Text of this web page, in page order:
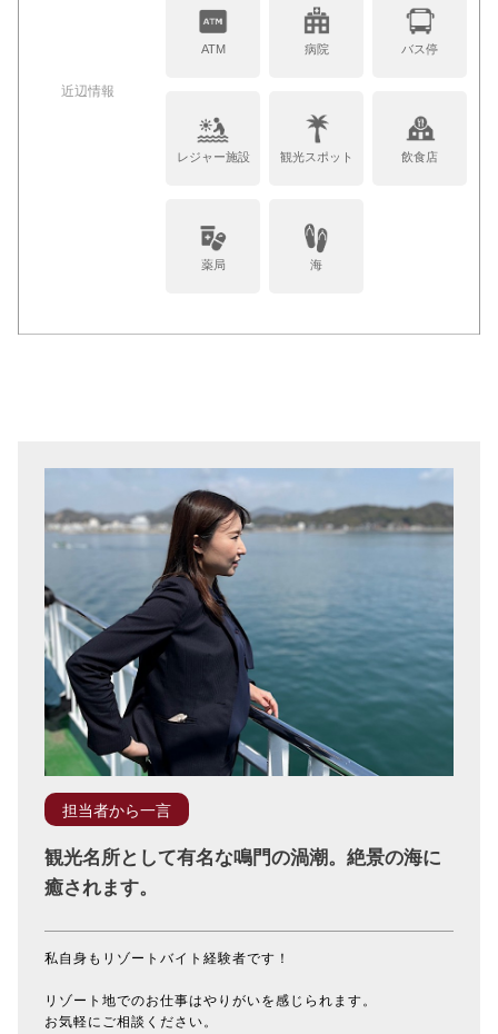
近辺情報
ATM 病院 バス停
レジャー施設 観光スポット 飲食店
薬局 海
担当者から一言
観光名所として有名な鳴門の渦潮。絶景の海に
癒されます。
私自身もリゾートバイト経験者です！
リゾート地でのお仕事はやりがいを感じられます。
お気軽にご相談ください。